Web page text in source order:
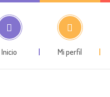
Inicio Mi perfil